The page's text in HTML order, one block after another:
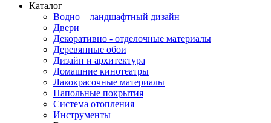
Каталог
Водно – ландшафтный дизайн
Двери
Декоративно - отделочные материалы
Деревянные обои
Дизайн и архитектура
Домашние кинотеатры
Лакокрасочные материалы
Напольные покрытия
Система отопления
Инструменты